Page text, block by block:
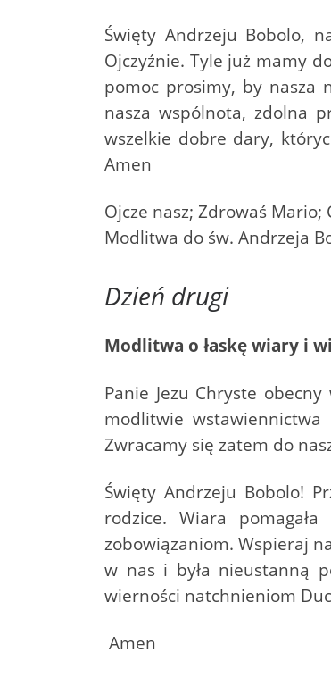
Święty Andrzeju Bobolo,
Ojczyźnie. Tyle już mamy
pomoc prosimy, by nasza
nasza wspólnota, zdolna
wszelkie dobre dary,
Amen
Ojcze nasz; Zdrowaś Mario;
Modlitwa do św. Andrzeja
Dzień drugi
Modlitwa o łaskę wiary i
Panie Jezu Chryste
modlitwie
Zwracamy się zatem do
Święty Andrzeju Bobolo!
rodzice. Wiara
zobowiązaniom. Wspieraj
w nas i była nieustanną
wierności natchnieniom
Amen